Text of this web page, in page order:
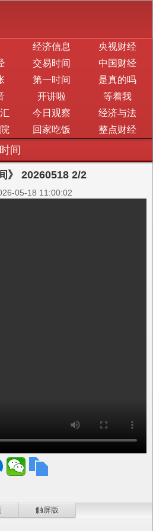
经济信息
央视财经
交易时间
中国财经
第一时间
是真的吗
开讲啦
等着我
今日观察
经济与法
回家吃饭 整点财经
间
》 20260518 2/2
05-18 11:00:02
触屏版